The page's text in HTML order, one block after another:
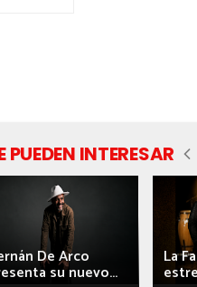
INTERESAR
De Arco
su nuevo...
La